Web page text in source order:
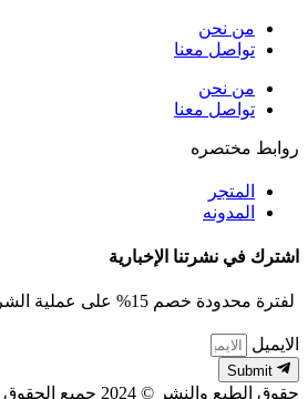
من نحن
تواصل معنا
من نحن
تواصل معنا
روابط مختصره
المتجر
المدونه
اشترك في نشرتنا الإخبارية
لفترة محدودة خصم 15% على عملية الشراء الأولى
الايميل
Submit
حقوق الطبع والنشر © 2024 جميع الحقوق محفوظة لشركة